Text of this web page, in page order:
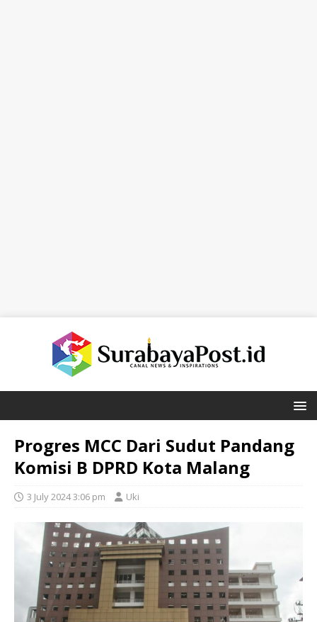
Progres MCC Dari Sudut Pandang
Komisi B DPRD Kota Malang
3 July 2024 3:06 pm Uki